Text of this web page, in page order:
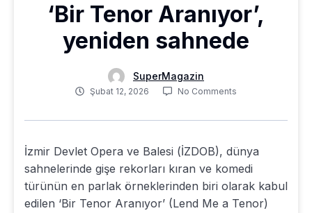
‘Bir Tenor Aranıyor’,
yeniden sahnede
SuperMagazin
Şubat 12, 2026 No Comments
İzmir Devlet Opera ve Balesi (İZDOB), dünya
sahnelerinde gişe rekorları kıran ve komedi
türünün en parlak örneklerinden biri olarak kabul
edilen ‘Bir Tenor Aranıyor’ (Lend Me a Tenor)